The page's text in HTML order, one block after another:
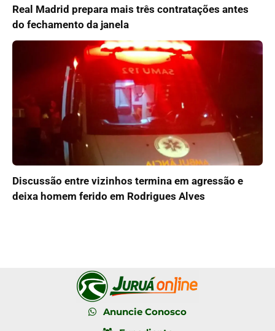
Real Madrid prepara mais três contratações antes
do fechamento da janela
Discussão entre vizinhos termina em agressão e
deixa homem ferido em Rodrigues Alves
Anuncie Conosco